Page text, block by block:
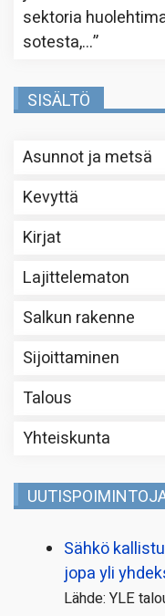
sektoria
sotesta,…”
SISÄLTÖ
Asunnot ja metsä
Kevyttä
Kirjat
Lajittelematon
Salkun rakenne
Sijoittaminen
Talous
Yhteiskunta
Sähkö
jopa yli
Lähde: YLE